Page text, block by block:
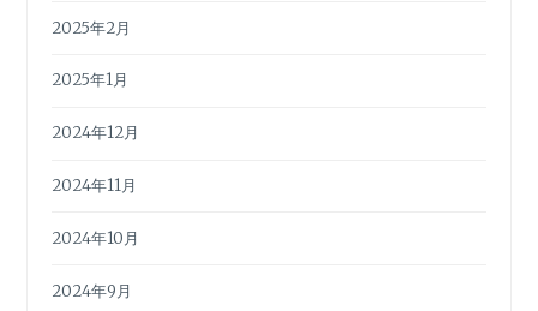
2025年2月
2025年1月
2024年12月
2024年11月
2024年10月
2024年9月